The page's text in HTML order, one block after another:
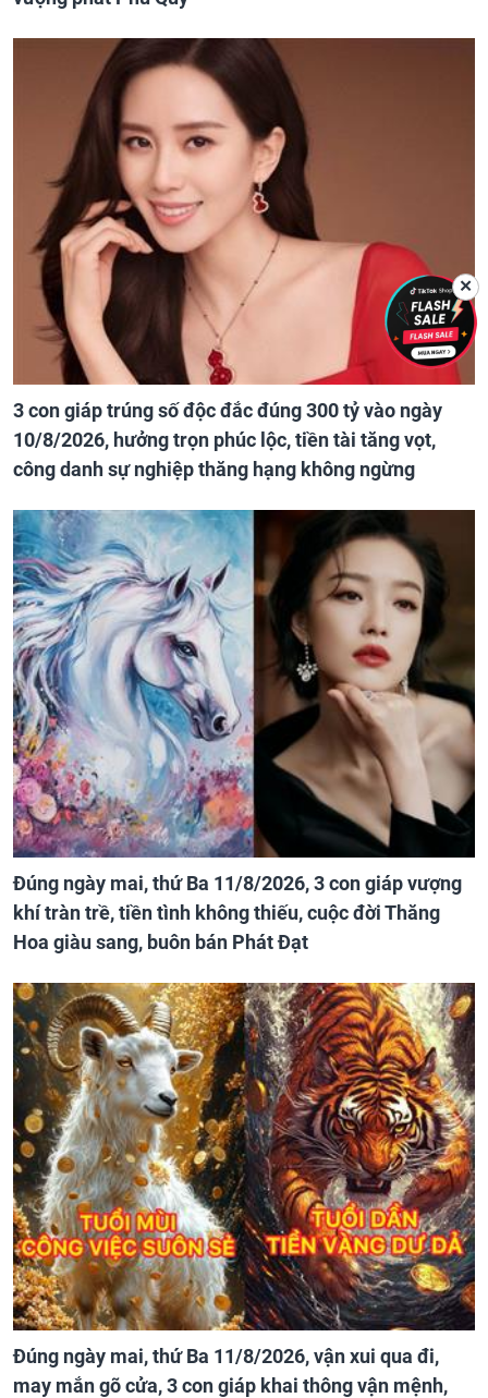
3 con giáp trúng số độc đắc đúng 300 tỷ vào ngày
10/8/2026, hưởng trọn phúc lộc, tiền tài tăng vọt,
công danh sự nghiệp thăng hạng không ngừng
Đúng ngày mai, thứ Ba 11/8/2026, 3 con giáp vượng
khí tràn trề, tiền tình không thiếu, cuộc đời Thăng
Hoa giàu sang, buôn bán Phát Đạt
Đúng ngày mai, thứ Ba 11/8/2026, vận xui qua đi,
may mắn gõ cửa, 3 con giáp khai thông vận mệnh,
✕